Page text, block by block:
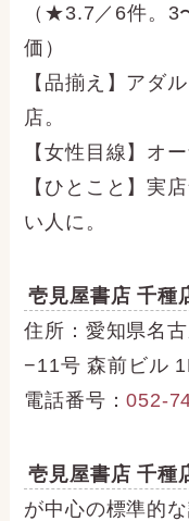
（★3.7／6件。3
価）
【品揃え】アダ
店。
【女性目線】オ
【ひとこと】実
い人に。
壱見屋書店 千種
住所：愛知県名
−11号 森前ビル
電話番号：052-
壱見屋書店 千種
が中心の標準的な